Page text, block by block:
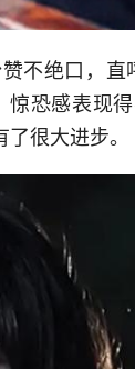
不绝口，直
恐感表现
很大进步。